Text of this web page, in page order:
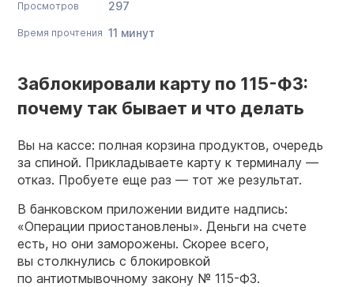
Просмотров 297
Время прочтения 11 минут
Заблокировали карту по 115-ФЗ:
почему так бывает и что делать
Вы на кассе: полная корзина продуктов, очередь
за спиной. Прикладываете карту к терминалу —
отказ. Пробуете еще раз — тот же результат.
В банковском приложении видите надпись:
«Операции приостановлены». Деньги на счете
есть, но они заморожены. Скорее всего,
вы столкнулись с блокировкой
по антиотмывочному закону № 115-ФЗ.